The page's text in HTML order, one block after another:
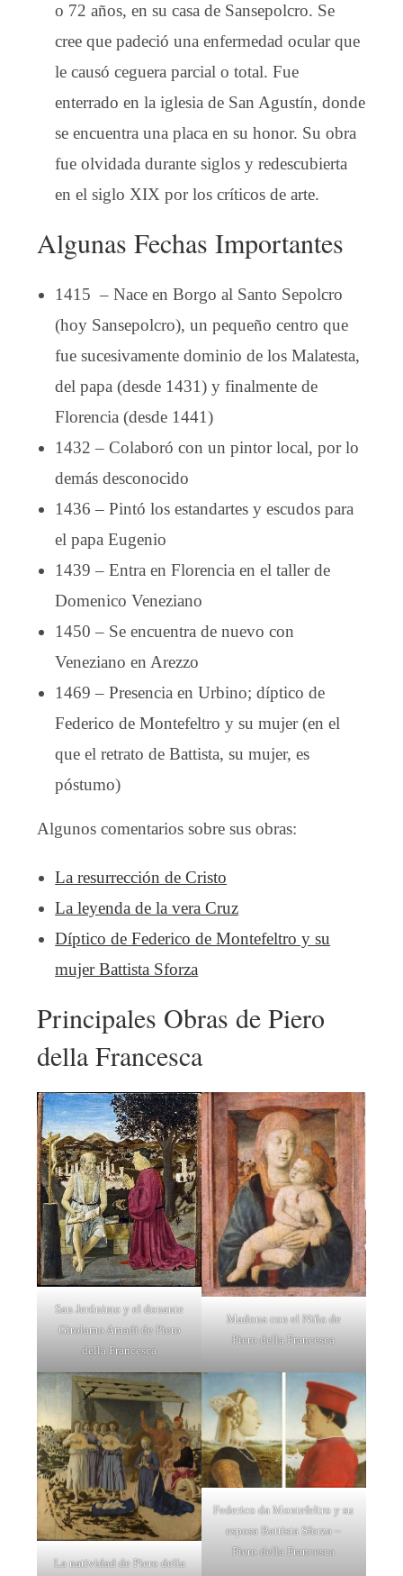
o 72 años, en su casa de Sansepolcro. Se
cree que padeció una enfermedad ocular que
le causó ceguera parcial o total. Fue
enterrado en la iglesia de San Agustín, donde
se encuentra una placa en su honor. Su obra
fue olvidada durante siglos y redescubierta
en el siglo XIX por los críticos de arte.
Algunas Fechas Importantes
1415 – Nace en Borgo al Santo Sepolcro
(hoy Sansepolcro), un pequeño centro que
fue sucesivamente dominio de los Malatesta,
del papa (desde 1431) y finalmente de
Florencia (desde 1441)
1432 – Colaboró con un pintor local, por lo
demás desconocido
1436 – Pintó los estandartes y escudos para
el papa Eugenio
1439 – Entra en Florencia en el taller de
Domenico Veneziano
1450 – Se encuentra de nuevo con
Veneziano en Arezzo
1469 – Presencia en Urbino; díptico de
Federico de Montefeltro y su mujer (en el
que el retrato de Battista, su mujer, es
póstumo)
Algunos comentarios sobre sus obras:
La resurrección de Cristo
La leyenda de la vera Cruz
Díptico de Federico de Montefeltro y su
mujer Battista Sforza
Principales Obras de Piero
della Francesca
San Jerónimo y el donante
Girolamo Amadi de Piero
della Francesca
Madona con el Niño de
Piero della Francesca
La natividad de Piero della
Federico da Montefeltro y su
esposa Battista Sforza –
Piero della Francesca